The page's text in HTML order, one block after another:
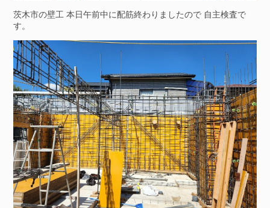
茨木市の壁工 本日午前中に配筋終わりましたので 自主検査で
す。